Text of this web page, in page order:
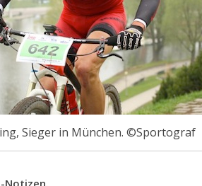
Sieger in München. ©Sportograf
Notizen.